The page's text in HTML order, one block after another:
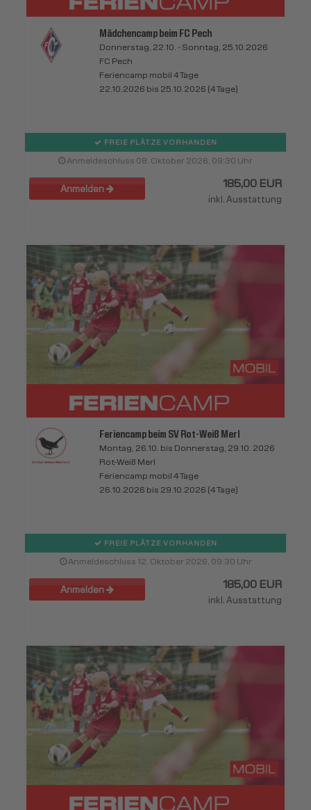
Mädchencamp beim FC Pech
Donnerstag, 22.10. - Sonntag, 25.10.2026
FC Pech
Feriencamp mobil 4 Tage
22.10.2026 bis 25.10.2026 (4 Tage)
FREIE PLÄTZE VORHANDEN
Anmeldeschluss 08. Oktober 2026, 09:30 Uhr
Anmelden 185,00 EUR
inkl. Ausstattung
Feriencamp beim SV Rot-Weiß Merl
Montag, 26.10. bis Donnerstag, 29.10. 2026
Rot-Weiß Merl
Feriencamp mobil 4 Tage
26.10.2026 bis 29.10.2026 (4 Tage)
FREIE PLÄTZE VORHANDEN
Anmeldeschluss 12. Oktober 2026, 09:30 Uhr
Anmelden 185,00 EUR
inkl. Ausstattung